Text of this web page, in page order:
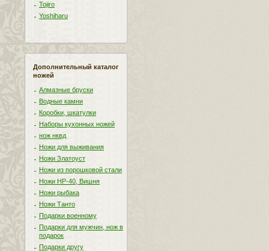
Tojiro
Yoshiharu
Дополнительный каталог
ножей
Алмазные бруски
Водные камни
Коробки, шкатулки
Наборы кухонных ножей
нож нквд
Ножи для выживания
Ножи Златоуст
Ножи из порошковой стали
Ножи НР-40, Вишня
Ножи рыбака
Ножи Танто
Подарки военному
Подарки для мужчин, нож в
подарок
Подарки другу